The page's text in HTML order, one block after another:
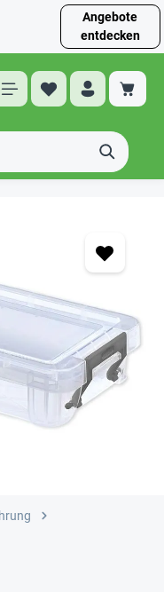
Angebote
entdecken